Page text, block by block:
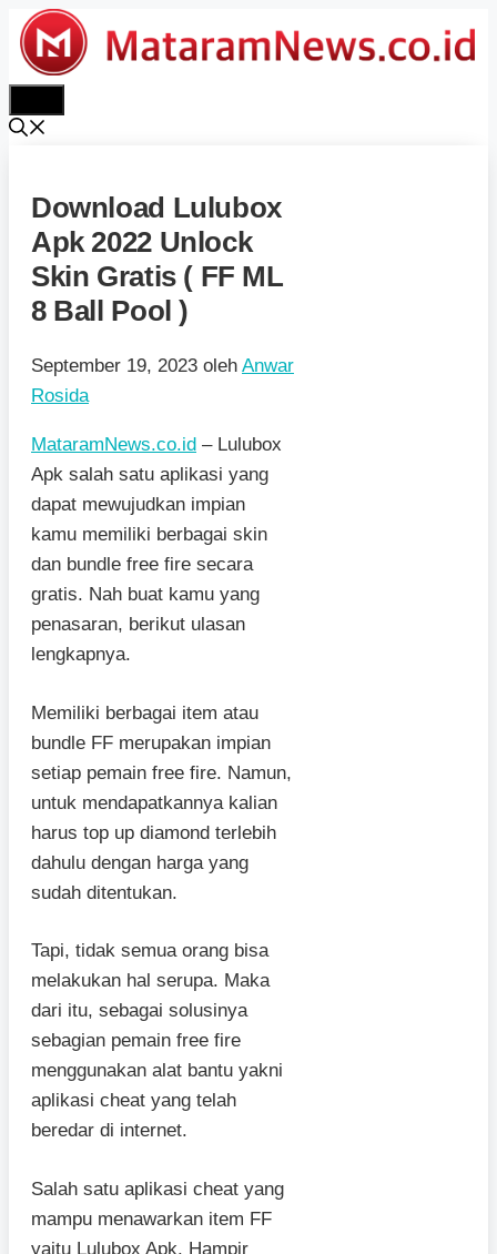
Langsung
ke
isi
Download Lulubox
Apk 2022 Unlock
Skin Gratis ( FF ML
8 Ball Pool )
September 19, 2023 oleh Anwar
Rosida
MataramNews.co.id – Lulubox
Apk salah satu aplikasi yang
dapat mewujudkan impian
kamu memiliki berbagai skin
dan bundle free fire secara
gratis. Nah buat kamu yang
penasaran, berikut ulasan
lengkapnya.
Memiliki berbagai item atau
bundle FF merupakan impian
setiap pemain free fire. Namun,
untuk mendapatkannya kalian
harus top up diamond terlebih
dahulu dengan harga yang
sudah ditentukan.
Tapi, tidak semua orang bisa
melakukan hal serupa. Maka
dari itu, sebagai solusinya
sebagian pemain free fire
menggunakan alat bantu yakni
aplikasi cheat yang telah
beredar di internet.
Salah satu aplikasi cheat yang
mampu menawarkan item FF
yaitu Lulubox Apk. Hampir